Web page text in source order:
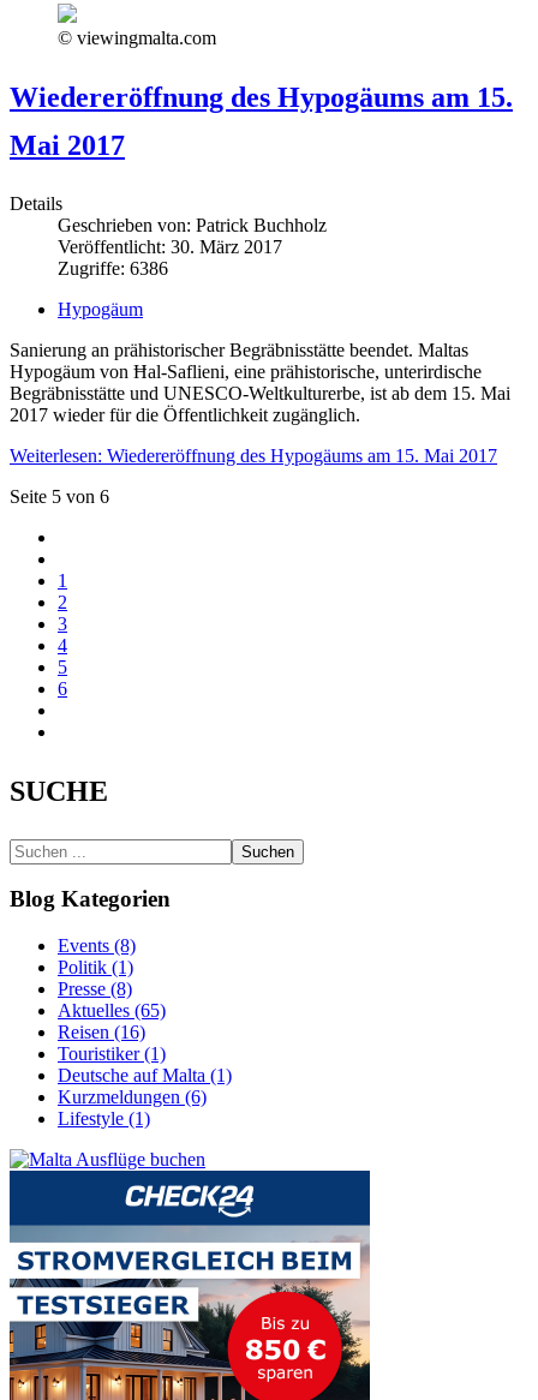
© viewingmalta.com
Wiedereröffnung des Hypogäums am 15.
Mai 2017
Details
Geschrieben von: Patrick Buchholz
Veröffentlicht: 30. März 2017
Zugriffe: 6386
Hypogäum
Sanierung an prähistorischer Begräbnisstätte beendet. Maltas
Hypogäum von Ħal-Saflieni, eine prähistorische, unterirdische
Begräbnisstätte und UNESCO-Weltkulturerbe, ist ab dem 15. Mai
2017 wieder für die Öffentlichkeit zugänglich.
Weiterlesen: Wiedereröffnung des Hypogäums am 15. Mai 2017
Seite 5 von 6
1
2
3
4
5
6
SUCHE
Suchen
Blog Kategorien
Events (8)
Politik (1)
Presse (8)
Aktuelles (65)
Reisen (16)
Touristiker (1)
Deutsche auf Malta (1)
Kurzmeldungen (6)
Lifestyle (1)